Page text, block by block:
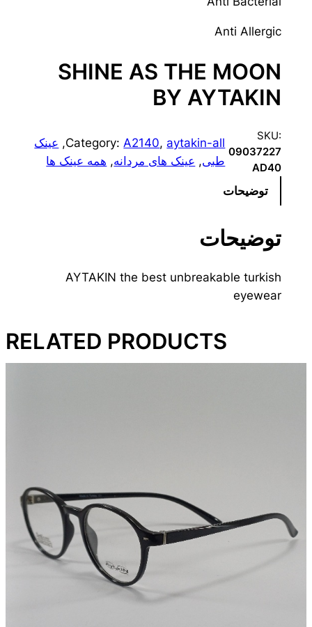
Anti Allergic
SHINE AS THE MOON
BY AYTAKIN
SKU:
09037227
AD40
Category:A2140, aytakin-all
, عینک
طبی, عینک های مردانه, همه عینک ها
توضیحات
توضیحات
AYTAKIN the best unbreakable turkish
eyewear
RELATED PRODUCTS